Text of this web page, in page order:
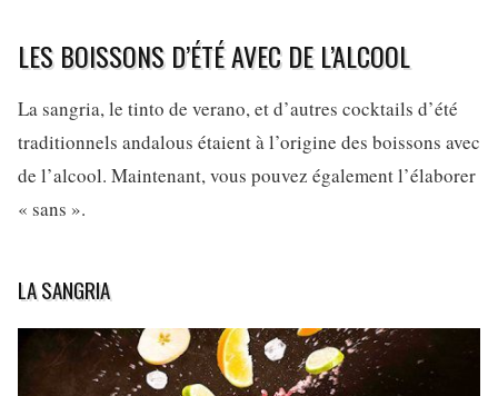
LES BOISSONS D’ÉTÉ AVEC DE L’ALCOOL
La sangria, le tinto de verano, et d’autres cocktails d’été
traditionnels andalous étaient à l’origine des boissons avec
de l’alcool. Maintenant, vous pouvez également l’élaborer
« sans ».
LA SANGRIA